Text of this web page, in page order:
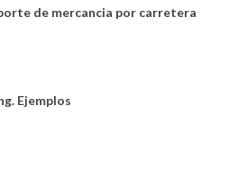
de mercancia por carretera
Ejemplos